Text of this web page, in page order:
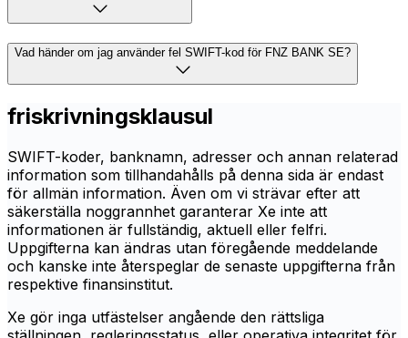
Vad händer om jag använder fel SWIFT-kod för FNZ BANK SE?
friskrivningsklausul
SWIFT-koder, banknamn, adresser och annan relaterad
information som tillhandahålls på denna sida är endast
för allmän information. Även om vi strävar efter att
säkerställa noggrannhet garanterar Xe inte att
informationen är fullständig, aktuell eller felfri.
Uppgifterna kan ändras utan föregående meddelande
och kanske inte återspeglar de senaste uppgifterna från
respektive finansinstitut.
Xe gör inga utfästelser angående den rättsliga